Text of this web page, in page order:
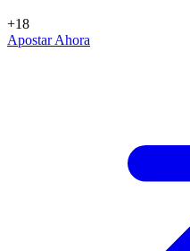
+18
Apostar Ahora